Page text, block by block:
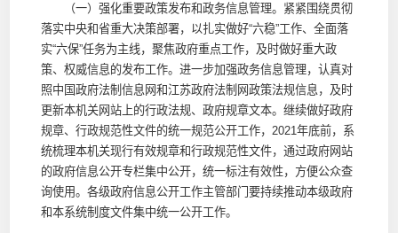
（一）强化重要政策发布和政务信息管理。紧紧围绕贯彻
落实中央和省重大决策部署，以扎实做好“六稳”工作、全面落
实“六保”任务为主线，聚焦政府重点工作，及时做好重大政
策、权威信息的发布工作。进一步加强政务信息管理，认真对
照中国政府法制信息网和江苏政府法制网政策法规信息，及时
更新本机关网站上的行政法规、政府规章文本。继续做好政府
规章、行政规范性文件的统一规范公开工作，2021年底前，系
统梳理本机关现行有效规章和行政规范性文件，通过政府网站
的政府信息公开专栏集中公开，统一标注有效性，方便公众查
询使用。各级政府信息公开工作主管部门要持续推动本级政府
和本系统制度文件集中统一公开工作。